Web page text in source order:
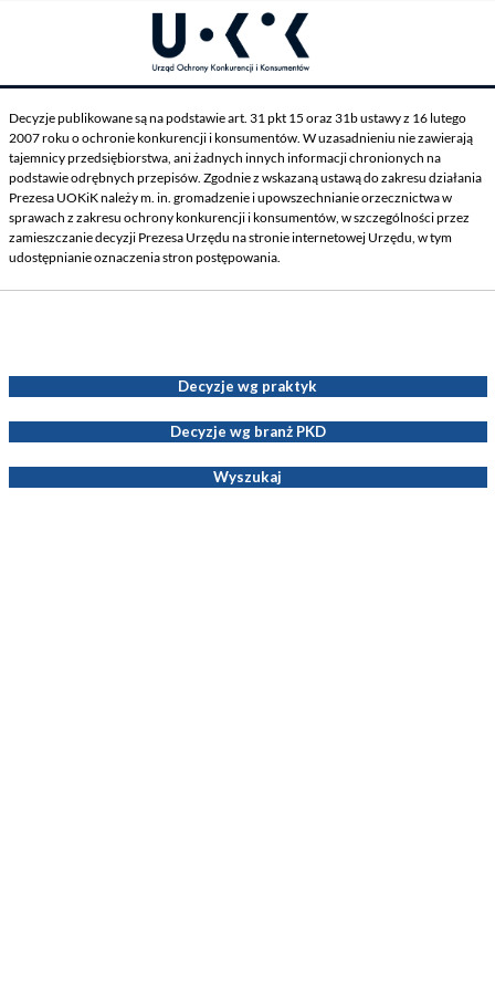
Decyzje publikowane są na podstawie art. 31 pkt 15 oraz 31b ustawy z 16 lutego
2007 roku o ochronie konkurencji i konsumentów. W uzasadnieniu nie zawierają
tajemnicy przedsiębiorstwa, ani żadnych innych informacji chronionych na
podstawie odrębnych przepisów. Zgodnie z wskazaną ustawą do zakresu działania
Prezesa UOKiK należy m. in. gromadzenie i upowszechnianie orzecznictwa w
sprawach z zakresu ochrony konkurencji i konsumentów, w szczególności przez
zamieszczanie decyzji Prezesa Urzędu na stronie internetowej Urzędu, w tym
udostępnianie oznaczenia stron postępowania.
Decyzje wg praktyk
Decyzje wg branż PKD
Wyszukaj